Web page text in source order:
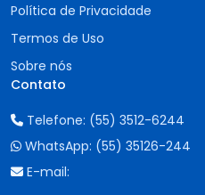
Política de Privacidade
Termos de Uso
Sobre nós
Contato
Telefone: (55) 3512-6244
WhatsApp: (55) 35126-244
E-mail: